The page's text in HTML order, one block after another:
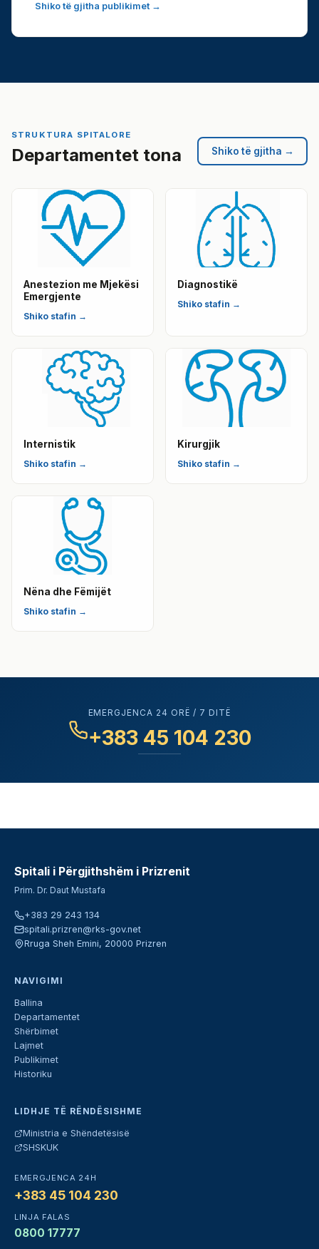
Shiko të gjitha publikimet →
STRUKTURA SPITALORE
Departamentet tona Shiko të gjitha →
Anestezion me Mjekësi
Emergjente
Shiko stafin →
Diagnostikë
Shiko stafin →
Internistik
Shiko stafin →
Kirurgjik
Shiko stafin →
Nëna dhe Fëmijët
Shiko stafin →
EMERGJENCA 24 ORË / 7 DITË
+383 45 104 230
Spitali i Përgjithshëm i Prizrenit
Prim. Dr. Daut Mustafa
+383 29 243 134
spitali.prizren@rks-gov.net
Rruga Sheh Emini, 20000 Prizren
NAVIGIMI
Ballina
Departamentet
Shërbimet
Lajmet
Publikimet
Historiku
LIDHJE TË RËNDËSISHME
Ministria e Shëndetësisë
SHSKUK
EMERGJENCA 24H
+383 45 104 230
LINJA FALAS
0800 17777